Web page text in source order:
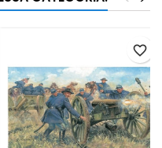
favorite_border